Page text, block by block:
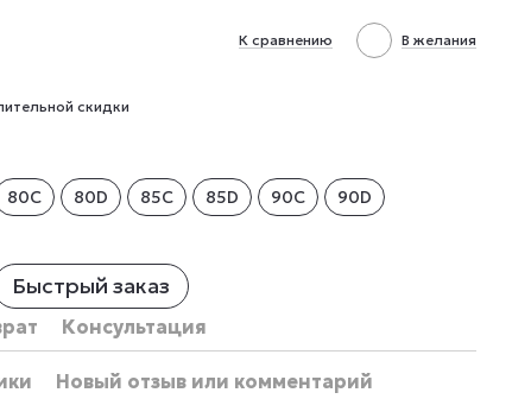
К сравнению В желания
скидки
80C 80D 85C 85D 90C 90D
Быстрый заказ
Консультация
Новый отзыв или комментарий